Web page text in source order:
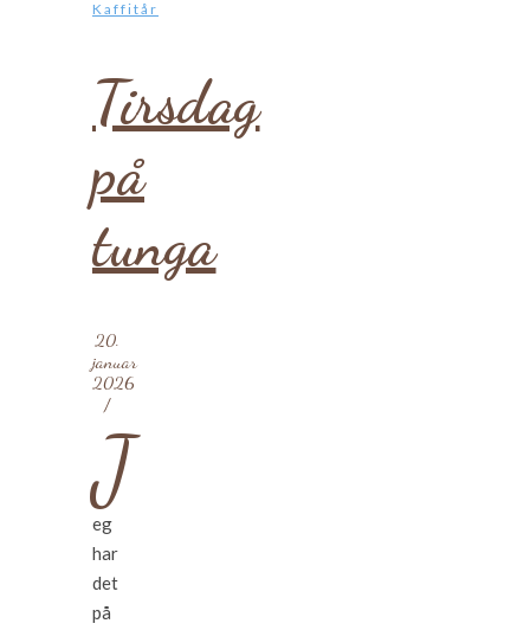
Kaffitår
Tirsdag
på
tunga
20.
januar
2026
/
J
eg
har
det
på